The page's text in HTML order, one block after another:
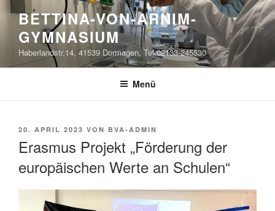
Zum
springen
BETTINA-VON-ARNIM-
GYMNASIUM
Haberlandstr.14, 41539 Dormagen, Tel.02133-245530
Menü
VERÖFFENTLICHT
20. APRIL 2023 VON BVA-ADMIN
Erasmus Projekt „Förderung der
europäischen Werte an Schulen“